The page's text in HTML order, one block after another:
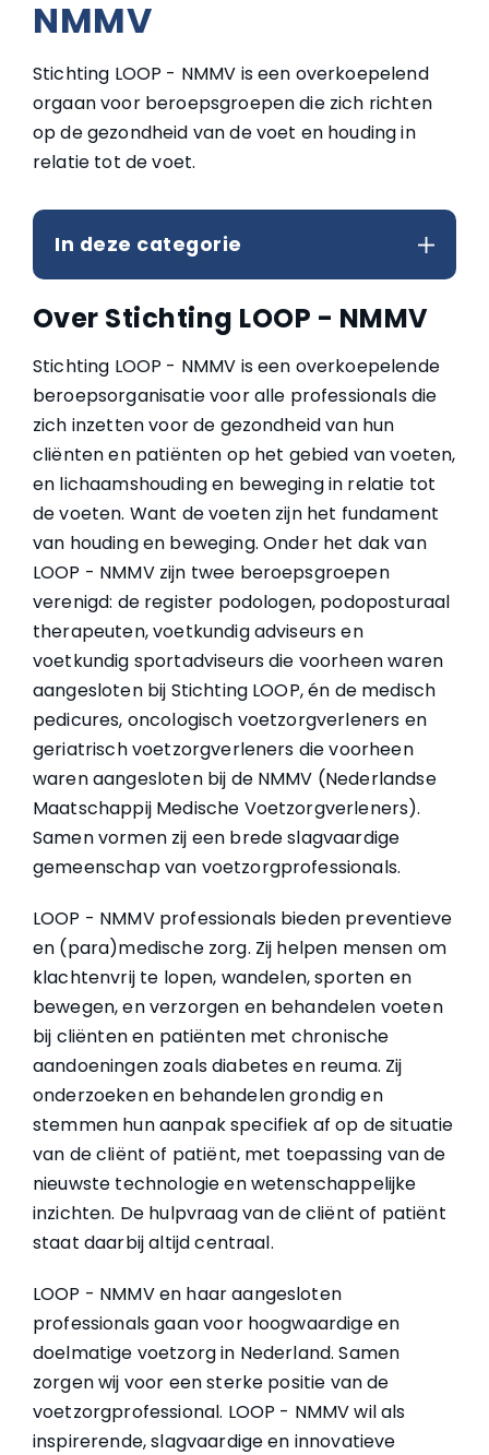
NMMV
Stichting LOOP - NMMV is een overkoepelend
orgaan voor beroepsgroepen die zich richten
op de gezondheid van de voet en houding in
relatie tot de voet.
In deze categorie
Over Stichting LOOP - NMMV
Stichting LOOP - NMMV is een overkoepelende
beroepsorganisatie voor alle professionals die
zich inzetten voor de gezondheid van hun
cliënten en patiënten op het gebied van voeten,
en lichaamshouding en beweging in relatie tot
de voeten. Want de voeten zijn het fundament
van houding en beweging. Onder het dak van
LOOP - NMMV zijn twee beroepsgroepen
verenigd: de register podologen, podoposturaal
therapeuten, voetkundig adviseurs en
voetkundig sportadviseurs die voorheen waren
aangesloten bij Stichting LOOP, én de medisch
pedicures, oncologisch voetzorgverleners en
geriatrisch voetzorgverleners die voorheen
waren aangesloten bij de NMMV (Nederlandse
Maatschappij Medische Voetzorgverleners).
Samen vormen zij een brede slagvaardige
gemeenschap van voetzorgprofessionals.
LOOP - NMMV professionals bieden preventieve
en (para)medische zorg. Zij helpen mensen om
klachtenvrij te lopen, wandelen, sporten en
bewegen, en verzorgen en behandelen voeten
bij cliënten en patiënten met chronische
aandoeningen zoals diabetes en reuma. Zij
onderzoeken en behandelen grondig en
stemmen hun aanpak specifiek af op de situatie
van de cliënt of patiënt, met toepassing van de
nieuwste technologie en wetenschappelijke
inzichten. De hulpvraag van de cliënt of patiënt
staat daarbij altijd centraal.
LOOP - NMMV en haar aangesloten
professionals gaan voor hoogwaardige en
doelmatige voetzorg in Nederland. Samen
zorgen wij voor een sterke positie van de
voetzorgprofessional. LOOP - NMMV wil als
inspirerende, slagvaardige en innovatieve